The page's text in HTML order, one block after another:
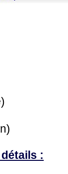
détails :